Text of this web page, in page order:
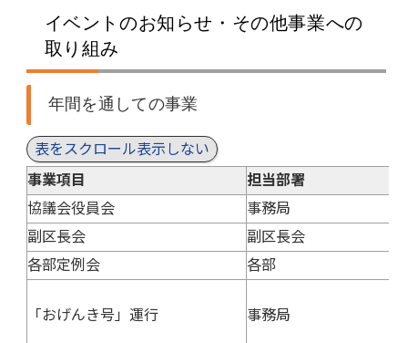
イベントのお知らせ・その他事業への
取り組み
年間を通しての事業
表をスクロール表示しない
事業項目
担当部署
協議会役員会
事務局
副区長会
副区長会
各部定例会
各部
「おげんき号」運行 事務局